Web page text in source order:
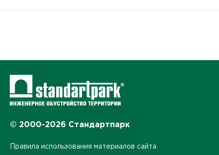
© 2000-2026 Стандартпарк
Правила использования материалов сайта